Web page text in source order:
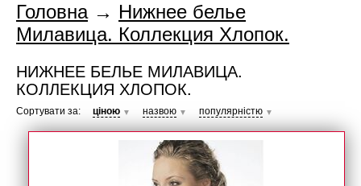
Головна→ Нижнее белье
Милавица. Коллекция Хлопок.
НИЖНЕЕ БЕЛЬЕ МИЛАВИЦА.
КОЛЛЕКЦИЯ ХЛОПОК.
Сортувати за: ціною ▼ назвою ▼ популярністю ▼